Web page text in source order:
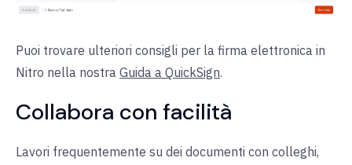
Puoi trovare ulteriori consigli per la firma elettronica in
Nitro nella nostra Guida a QuickSign.
Collabora con facilità
Lavori frequentemente su dei documenti con colleghi,